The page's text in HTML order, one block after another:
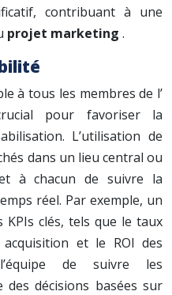
contribuant à une
projet marketing .
à tous les membres de l’
pour favoriser la
L’utilisation de
dans un lieu central ou
à chacun de suivre la
réel. Par exemple, un
clés, tels que le taux
et le ROI des
de suivre les
décisions basées sur